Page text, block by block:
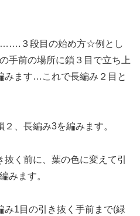
…….３段目の始め方☆例とし
手前の場所に鎖３目で立ち上
みます…これで長編み２目と
、長編み3を編みます。
抜く前に、葉の色に変えて引
みます。
み1目の引き抜く手前まで(緑